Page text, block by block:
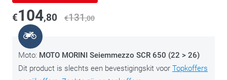
€104,80 €131,00
Moto: MOTO MORINI Seiemmezzo SCR 650 (22 > 26)
Dit product is slechts een bevestigingskit voor Topkoffers